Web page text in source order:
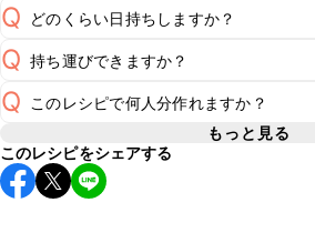
Q どのくらい日持ちしますか？
A 冷蔵で2~3日が目安です。なるべくお早
Q 持ち運びできますか？
A
要冷蔵のスイーツのため長時間のお持ち
が、保冷剤を添えていただけば短時間
です。お持ち運びの際は保冷剤を添え、
Q このレシピで何人分作れますか？
A
6号(直径18cm)のケーキ型を使用する場
です。お召し上がりになる人数に合わせ
もっと見る
このレシピをシェアする